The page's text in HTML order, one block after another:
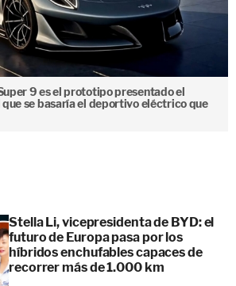
9 es el prototipo presentado el
que se basaría el deportivo eléctrico que
Stella Li, vicepresidenta de BYD: el
futuro de Europa pasa por los
híbridos enchufables capaces de
recorrer más de 1.000 km